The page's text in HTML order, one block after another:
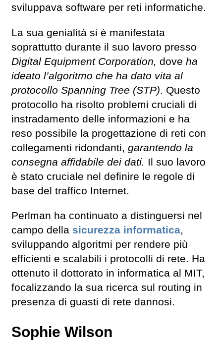
sviluppava software per reti informatiche.
La sua genialità si è manifestata
soprattutto durante il suo lavoro presso
Digital Equipment Corporation, dove ha
ideato l’algoritmo che ha dato vita al
protocollo Spanning Tree (STP). Questo
protocollo ha risolto problemi cruciali di
instradamento delle informazioni e ha
reso possibile la progettazione di reti con
collegamenti ridondanti, garantendo la
consegna affidabile dei dati. Il suo lavoro
è stato cruciale nel definire le regole di
base del traffico Internet.
Perlman ha continuato a distinguersi nel
campo della sicurezza informatica,
sviluppando algoritmi per rendere più
efficienti e scalabili i protocolli di rete. Ha
ottenuto il dottorato in informatica al MIT,
focalizzando la sua ricerca sul routing in
presenza di guasti di rete dannosi.
Sophie Wilson